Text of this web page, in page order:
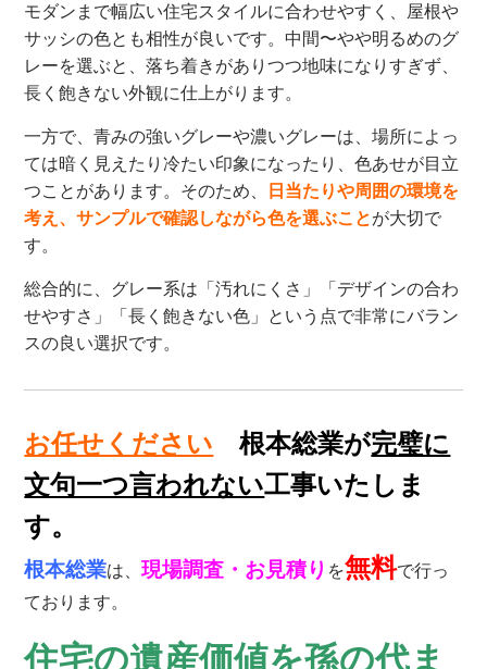
モダンまで幅広い住宅スタイルに合わせやすく、屋根や
サッシの色とも相性が良いです。中間〜やや明るめのグ
レーを選ぶと、落ち着きがありつつ地味になりすぎず、
長く飽きない外観に仕上がります。
一方で、青みの強いグレーや濃いグレーは、場所によっ
ては暗く見えたり冷たい印象になったり、色あせが目立
つことがあります。そのため、
日当たりや周囲の環境を
考え、サンプルで確認しながら色を選ぶことが大切で
す。
総合的に、グレー系は「汚れにくさ」「デザインの合わ
せやすさ」「長く飽きない色」という点で非常にバラン
スの良い選択です。
お任せください 根本総業が完璧に
文句一つ言われない工事いたしま
す。
根本総業は、現場調査・お見積り を無料で行っ
ております。
住宅の遺産価値を孫の代ま